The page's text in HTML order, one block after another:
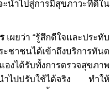
นำไปสู่การมีสุขภาวะที่ดีใน
เผยว่า “รู้สึกดีใจและประทับ
ชาชนได้เข้าถึงบริการทันต
งได้รับทั้งการตรวจสุขภาพ
นำไปปรับใช้ได้จริง ทำให้